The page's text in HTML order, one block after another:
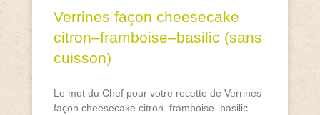
Verrines façon cheesecake
citron–framboise–basilic (sans
cuisson)
Le mot du Chef pour votre recette de Verrines
façon cheesecake citron–framboise–basilic